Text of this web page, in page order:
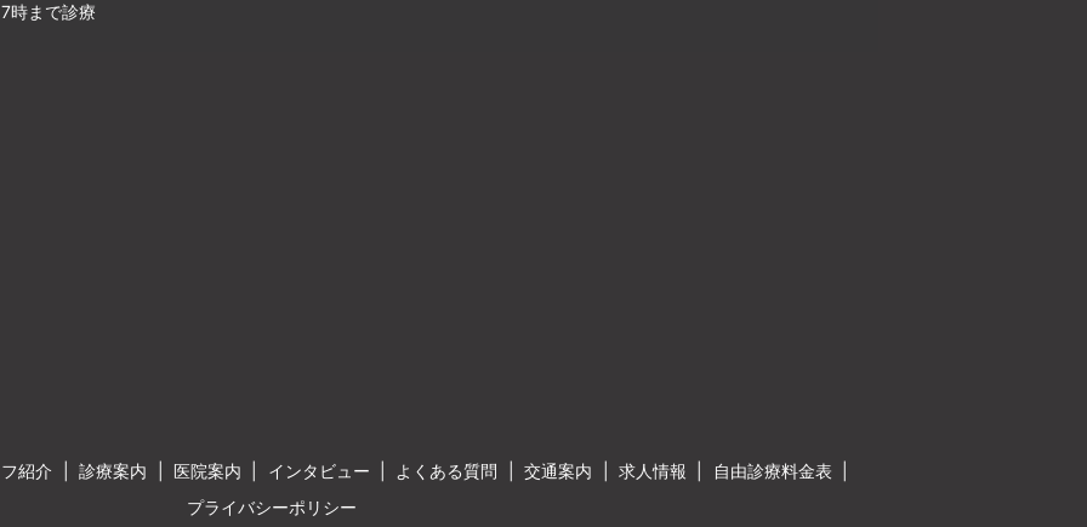
時まで診療
紹介 診療案内 医院案内 インタビュー よくある質問 交通案内 求人情報
自由診療料金表
プライバシーポリシー